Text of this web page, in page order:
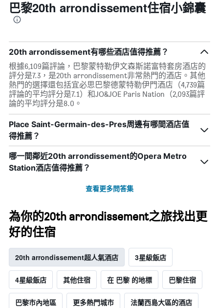
巴黎20th arrondissement住宿小錦囊
20th arrondissement有哪些酒店值得推薦？
根據6,109篇評論，巴黎蒙特勒伊文森斯諾富特套房酒店的
評分是7.3，是20th arrondissement非常熱門的酒店。其他
熱門的選擇還包括宜必思巴黎德蒙特勒伊門酒店（4,739篇
評論的平均評分是7.1）和JO&JOE Paris Nation（2,093篇評
論的平均評分是8.0。
Place Saint-Germain-des-Pres周邊有哪間酒店值
得推薦？
哪一間鄰近20th arrondissement的Opera Metro
Station酒店值得推薦？
查看更多問答集
為你的20th arrondissement之旅找出更
好的住宿
20th arrondissement超人氣酒店 3星級飯店
4星級飯店 其他住宿 在 巴黎 的地標 巴黎住宿
巴黎市內地區 更多熱門城市 法蘭西島大區的酒店